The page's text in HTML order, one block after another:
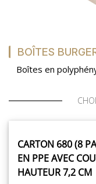
BOÎTES
Boîtes en
CARTON 680 (8
EN PPE AVEC
HAUTEUR 7,2 CM